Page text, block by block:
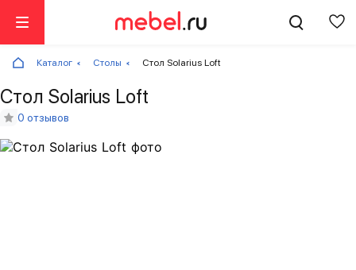
Каталог Столы Стол Solarius Loft
Стол Solarius Loft
0 отзывов